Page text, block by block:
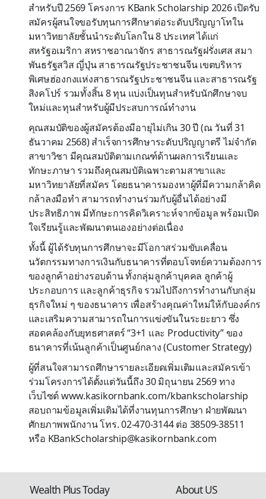
สำหรับปี 2569 โครงการ KBank Scholarship 2026 เปิดรับ
สมัครผู้สนใจขอรับทุนการศึกษาต่อระดับปริญญาโทใน
มหาวิทยาลัยชั้นนำระดับโลกใน 8 ประเทศ ได้แก่
สหรัฐอเมริกา สหราชอาณาจักร สาธารณรัฐฝรั่งเศส สมา
พันธรัฐสวิส ญี่ปุ่น สาธารณรัฐประชาชนจีน เขตบริหาร
พิเศษฮ่องกงแห่งสาธารณรัฐประชาชนจีน และสาธารณรัฐ
สิงคโปร์ รวมทั้งสิ้น 8 ทุน แบ่งเป็นทุนสำหรับนักศึกษาจบ
ใหม่และทุนสำหรับผู้มีประสบการณ์ทำงาน
คุณสมบัติของผู้สมัครต้องมีอายุไม่เกิน 30 ปี (ณ วันที่ 31
ธันวาคม 2568) สำเร็จการศึกษาระดับปริญญาตรี ไม่จำกัด
สาขาวิชา มีคุณสมบัติตามเกณฑ์ด้านผลการเรียนและ
ทักษะภาษา รวมถึงคุณสมบัติเฉพาะตามสาขาและ
มหาวิทยาลัยที่สมัคร โดยธนาคารมองหาผู้ที่มีความกล้าคิด
กล้าลงมือทำ สามารถทำงานร่วมกับผู้อื่นได้อย่างมี
ประสิทธิภาพ มีทักษะการคิดวิเคราะห์จากข้อมูล พร้อมเปิด
ใจเรียนรู้และพัฒนาตนเองอย่างต่อเนื่อง
ทั้งนี้ ผู้ได้รับทุนการศึกษาจะมีโอกาสร่วมขับเคลื่อน
นวัตกรรมทางการเงินกับธนาคารที่ตอบโจทย์ความต้องการ
ของลูกค้าอย่างรอบด้าน ทั้งกลุ่มลูกค้าบุคคล ลูกค้าผู้
ประกอบการ และลูกค้าธุรกิจ รวมไปถึงการทำงานกับกลุ่ม
ธุรกิจใหม่ ๆ ของธนาคาร เพื่อสร้างคุณค่าใหม่ให้กับองค์กร
และเสริมความสามารถในการแข่งขันในระยะยาว ซึ่ง
สอดคล้องกับยุทธศาสตร์ “3+1 และ Productivity” ของ
ธนาคารที่เน้นลูกค้าเป็นศูนย์กลาง (Customer Strategy)
ผู้ที่สนใจสามารถศึกษารายละเอียดเพิ่มเติมและสมัครเข้า
ร่วมโครงการได้ตั้งแต่วันนี้ถึง 30 มิถุนายน 2569 ทาง
เว็บไซต์ www.kasikornbank.com/kbankscholarship
สอบถามข้อมูลเพิ่มเติมได้ที่งานทุนการศึกษา ฝ่ายพัฒนา
ศักยภาพพนักงาน โทร. 02-470-3144 ต่อ 38509-38511
หรือ KBankScholarship@kasikornbank.com
Wealth Plus Today About US